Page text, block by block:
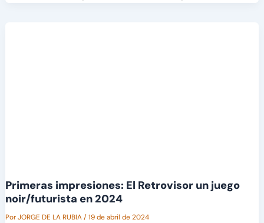
Primeras impresiones: El Retrovisor un juego
noir/futurista en 2024
PorJORGE DE LA RUBIA/19 de abril de 2024